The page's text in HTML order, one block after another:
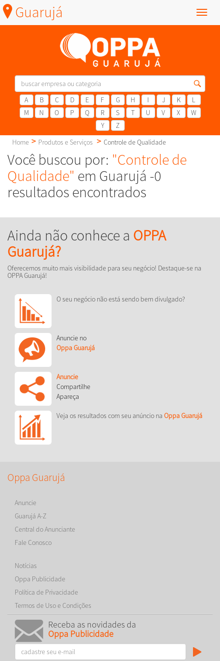
Menu
Guarujá
A B C D E F G H I J K
L
M
N O P Q R S T U V X
W
Y
Z
Home
Produtos e Serviços Controle de Qualidade
Você buscou por: "Controle de
Qualidade" em Guarujá -0
resultados encontrados
Ainda não conhece a OPPA
Guarujá?
Oferecemos muito mais visibilidade para seu negócio! Destaque-se na
OPPA Guarujá!
O seu negócio não está sendo bem divulgado?
Anuncie no
Oppa Guarujá
Anuncie
Compartilhe
Apareça
Veja os resultados com seu anúncio na Oppa Guarujá
Oppa Guarujá
Anuncie
Guarujá A-Z
Central do Anunciante
Fale Conosco
Notícias
Oppa Publicidade
Política de Privacidade
Termos de Uso e Condições
Receba as novidades da
Oppa Publicidade